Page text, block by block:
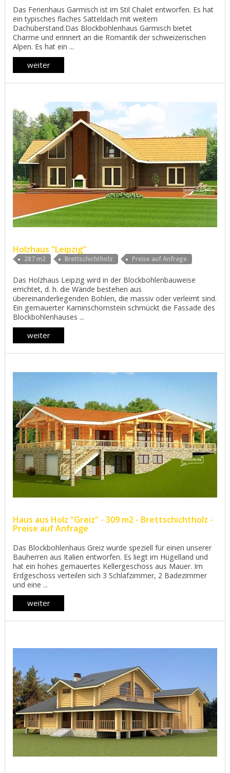
Das Ferienhaus Garmisch ist im Stil Chalet entworfen. Es hat
ein typisches flaches Satteldach mit weitem
Dachüberstand.Das Blockbohlenhaus Garmisch bietet
Charme und erinnert an die Romantik der schweizerischen
Alpen. Es hat ein ...
weiter
Holzhaus "Leipzig"
287 m2 Brettschichtholz Preise auf Anfrage
Das Holzhaus Leipzig wird in der Blockbohlenbauweise
errichtet, d. h. die Wände bestehen aus
übereinanderliegenden Bohlen, die massiv oder verleimt sind.
Ein gemauerter Kaminschornstein schmückt die Fassade des
Blockbohlenhauses ...
weiter
Haus aus Holz "Greiz" - 309 m2 - Brettschichtholz -
Preise auf Anfrage
Das Blockbohlenhaus Greiz wurde speziell für einen unserer
Bauherren aus Italien entworfen. Es liegt im Hügelland und
hat ein hohes gemauertes Kellergeschoss aus Mauer. Im
Erdgeschoss verteilen sich 3 Schlafzimmer, 2 Badezimmer
und eine ...
weiter